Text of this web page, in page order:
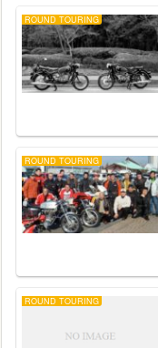
ROUND TOURING
ROUND TOURING
ROUND TOURING